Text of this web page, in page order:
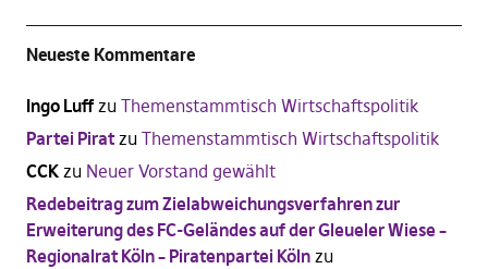
Neueste Kommentare
Ingo Luffzu Themenstammtisch Wirtschaftspolitik
Partei Piratzu Themenstammtisch Wirtschaftspolitik
CCKzu Neuer Vorstand gewählt
Redebeitrag zum Zielabweichungsverfahren zur
Erweiterung des FC-Geländes auf der Gleueler Wiese –
Regionalrat Köln – Piratenpartei Kölnzu